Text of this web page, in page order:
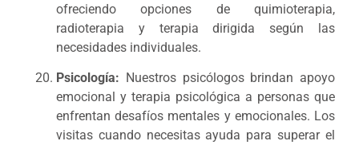
ofreciendo opciones de quimioterapia,
radioterapia y terapia dirigida según las
necesidades individuales.
Psicología: Nuestros psicólogos brindan apoyo
emocional y terapia psicológica a personas que
enfrentan desafíos mentales y emocionales. Los
visitas cuando necesitas ayuda para superar el